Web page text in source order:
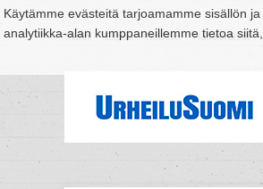
Käytämme evästeitä tarjoamamme sisällön
analytiikka-alan kumppaneillemme tietoa
Suomi Espoo Helsinki Hämeenlinna